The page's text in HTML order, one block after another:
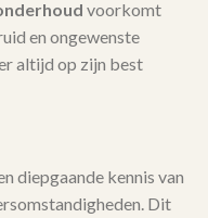
voorkomt
en ongewenste
altijd op zijn best
diepgaande kennis van
Dit